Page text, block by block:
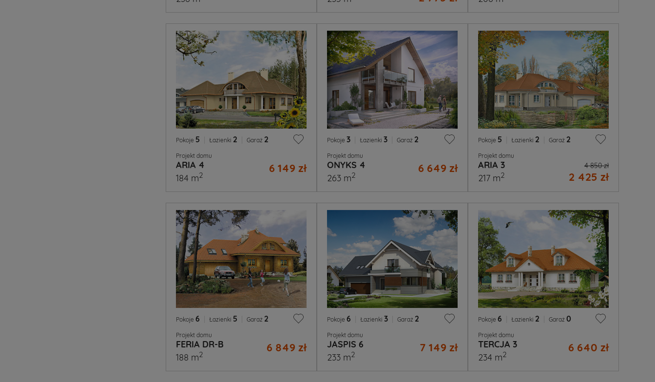
Pokoje 5 Łazienki 2 Garaż 2
Projekt domu
ARIA 4 6 149 zł
184 m2
Pokoje 3 Łazienki 3 Garaż 2
Projekt domu
ONYKS 4 6 649 zł
263 m2
Pokoje 5 Łazienki 2 Garaż 2
Projekt domu
ARIA 3 4 850 zł
2 425 zł
217 m2
Pokoje 6 Łazienki 5 Garaż 2
Projekt domu
FERIA DR-B 6 849 zł
188 m2
Pokoje 6 Łazienki 3 Garaż 2
Projekt domu
JASPIS 6 7 149 zł
233 m2
Pokoje 6 Łazienki 2 Garaż 0
Projekt domu
TERCJA 3 6 640 zł
234 m2